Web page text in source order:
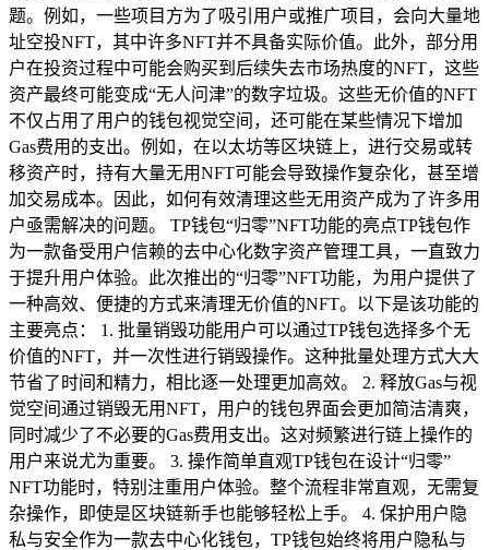
题。例如，一些项目方为了吸引用户或推广项目，会向大量地
址空投NFT，其中许多NFT并不具备实际价值。此外，部分用
户在投资过程中可能会购买到后续失去市场热度的NFT，这些
资产最终可能变成“无人问津”的数字垃圾。这些无价值的NFT
不仅占用了用户的钱包视觉空间，还可能在某些情况下增加
Gas费用的支出。例如，在以太坊等区块链上，进行交易或转
移资产时，持有大量无用NFT可能会导致操作复杂化，甚至增
加交易成本。因此，如何有效清理这些无用资产成为了许多用
户亟需解决的问题。 TP钱包“归零”NFT功能的亮点TP钱包作
为一款备受用户信赖的去中心化数字资产管理工具，一直致力
于提升用户体验。此次推出的“归零”NFT功能，为用户提供了
一种高效、便捷的方式来清理无价值的NFT。以下是该功能的
主要亮点： 1. 批量销毁功能用户可以通过TP钱包选择多个无
价值的NFT，并一次性进行销毁操作。这种批量处理方式大大
节省了时间和精力，相比逐一处理更加高效。 2. 释放Gas与视
觉空间通过销毁无用NFT，用户的钱包界面会更加简洁清爽，
同时减少了不必要的Gas费用支出。这对频繁进行链上操作的
用户来说尤为重要。 3. 操作简单直观TP钱包在设计“归零”
NFT功能时，特别注重用户体验。整个流程非常直观，无需复
杂操作，即使是区块链新手也能够轻松上手。 4. 保护用户隐
私与安全作为一款去中心化钱包，TP钱包始终将用户隐私与